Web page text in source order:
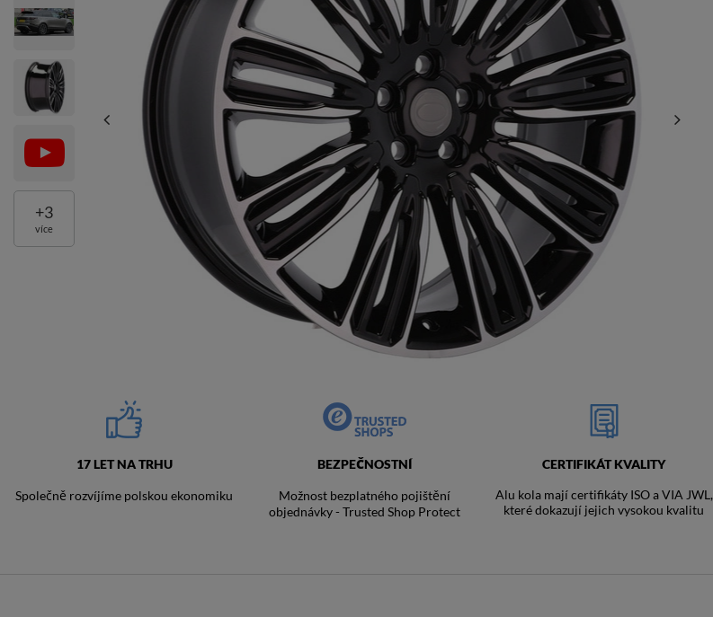
+3
více
17 LET NA TRHU
Společně rozvíjíme polskou ekonomiku
BEZPEČNOSTNÍ
Možnost bezplatného pojištění
objednávky - Trusted Shop Protect
CERTIFIKÁT KVALITY
Alu kola mají certifikáty ISO a VIA JWL,
které dokazují jejich vysokou kvalitu